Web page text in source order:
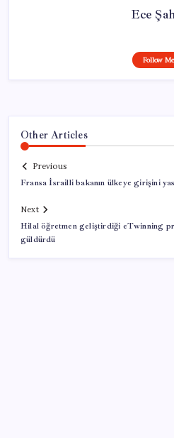
Ece
Follow Me
Other Articles
Previous
Fransa İsrailli bakanın ülkeye girişini
Next
Hilal öğretmen geliştirdiği eTwinning
güldürdü